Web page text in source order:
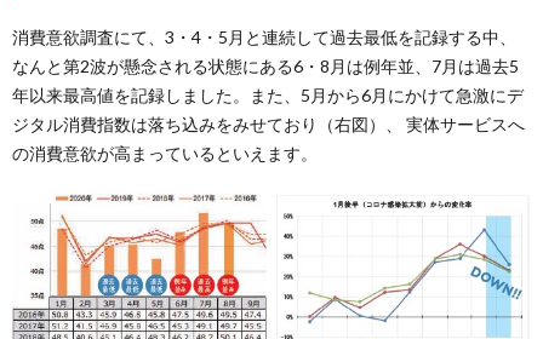
消費意欲調査にて、3・4・5月と連続して過去最低を記録する中、
なんと第2波が懸念される状態にある6・8月は例年並、7月は過去5
年以来最高値を記録しました。また、5月から6月にかけて急激にデ
ジタル消費指数は落ち込みをみせており（右図）、 実体サービスへ
の消費意欲が高まっているといえます。